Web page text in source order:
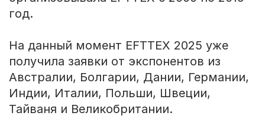
год.
На данный момент EFTTEX 2025 уже
получила заявки от экспонентов из
Австралии, Болгарии, Дании, Германии,
Индии, Италии, Польши, Швеции,
Тайваня и Великобритании.